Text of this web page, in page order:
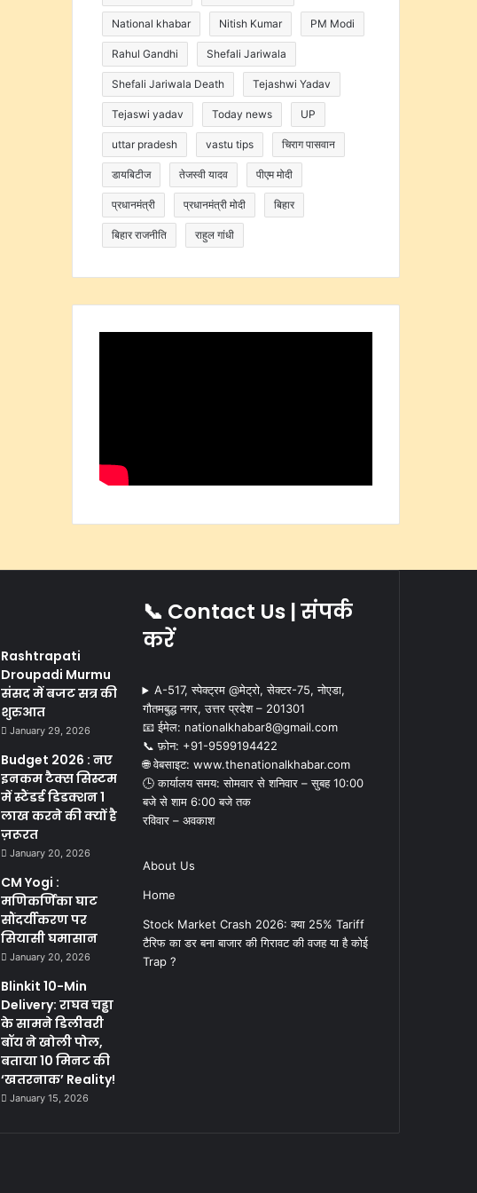
National khabar Nitish Kumar PM Modi
Rahul Gandhi Shefali Jariwala
Shefali Jariwala Death Tejashwi Yadav
Tejaswi yadav Today news UP
uttar pradesh vastu tips चिराग पासवान
डायबिटीज तेजस्वी यादव पीएम मोदी
प्रधानमंत्री प्रधानमंत्री मोदी बिहार
बिहार राजनीति राहुल गांधी
Rashtrapati
Droupadi Murmu
संसद में बजट सत्र की
शुरुआत
January 29, 2026
Budget 2026 : नए
इनकम टैक्स सिस्टम
में स्टैंडर्ड डिडक्शन 1
लाख करने की क्यों है
ज़रूरत
January 20, 2026
CM Yogi :
मणिकर्णिका घाट
सौंदर्यीकरण पर
सियासी घमासान
January 20, 2026
Blinkit 10-Min
Delivery: राघव चड्ढा
के सामने डिलीवरी
बॉय ने खोली पोल,
बताया 10 मिनट की
‘खतरनाक’ Reality!
January 15, 2026
📞 Contact Us | संपर्क
करें
A-517, स्पेक्ट्रम @मेट्रो, सेक्टर-75, नोएडा,
गौतमबुद्ध नगर, उत्तर प्रदेश – 201301
📧 ईमेल: nationalkhabar8@gmail.com
📞 फ़ोन: ‪+91-9599194422‬
🌐 वेबसाइट: www.thenationalkhabar.com
🕒 कार्यालय समय: सोमवार से शनिवार – सुबह 10:00
बजे से शाम 6:00 बजे तक
रविवार – अवकाश
About Us
Home
Stock Market Crash 2026: क्या 25% Tariff
टैरिफ का डर बना बाजार की गिरावट की वजह या है कोई
Trap ?